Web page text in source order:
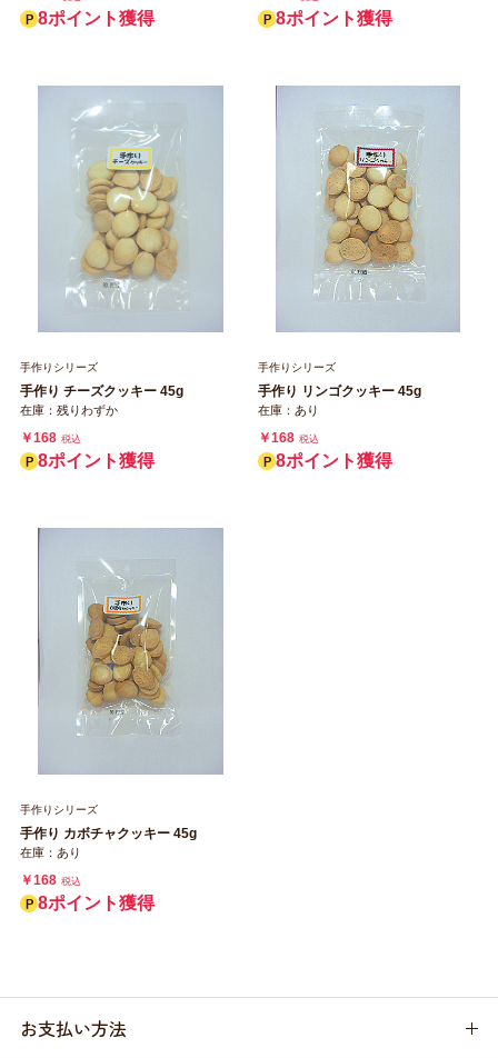
8ポイント獲得 8ポイント獲得
手作りシリーズ
手作り チーズクッキー 45g
在庫：残りわずか
￥168 税込
8ポイント獲得
手作りシリーズ
手作り リンゴクッキー 45g
在庫：あり
￥168 税込
8ポイント獲得
手作りシリーズ
手作り カボチャクッキー 45g
在庫：あり
￥168 税込
8ポイント獲得
お支払い方法